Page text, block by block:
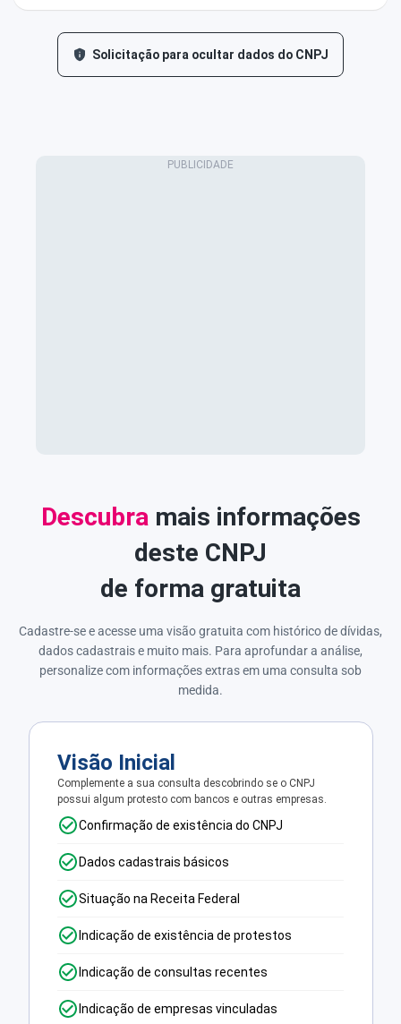
Solicitação para ocultar dados do CNPJ
Descubra mais informações
deste CNPJ
de forma gratuita
Cadastre-se e acesse uma visão gratuita com histórico de dívidas,
dados cadastrais e muito mais. Para aprofundar a análise,
personalize com informações extras em uma consulta sob
medida.
Visão Inicial
Complemente a sua consulta descobrindo se o CNPJ
possui algum protesto com bancos e outras empresas.
Confirmação de existência do CNPJ
Dados cadastrais básicos
Situação na Receita Federal
Indicação de existência de protestos
Indicação de consultas recentes
Indicação de empresas vinculadas